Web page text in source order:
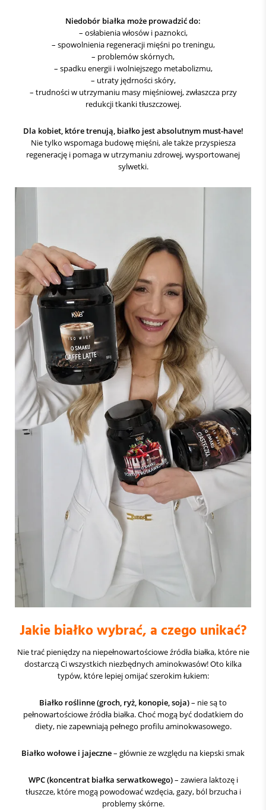
Niedobór białka może prowadzić do:
– osłabienia włosów i paznokci,
– spowolnienia regeneracji mięśni po treningu,
– problemów skórnych,
– spadku energii i wolniejszego metabolizmu,
– utraty jędrności skóry,
– trudności w utrzymaniu masy mięśniowej, zwłaszcza przy
redukcji tkanki tłuszczowej.
Dla kobiet, które trenują, białko jest absolutnym must-have!
Nie tylko wspomaga budowę mięśni, ale także przyspiesza
regenerację i pomaga w utrzymaniu zdrowej, wysportowanej
sylwetki.
Jakie białko wybrać, a czego unikać?
Nie trać pieniędzy na niepełnowartościowe źródła białka, które nie
dostarczą Ci wszystkich niezbędnych aminokwasów! Oto kilka
typów, które lepiej omijać szerokim łukiem:
Białko roślinne (groch, ryż, konopie, soja)– nie są to
pełnowartościowe źródła białka. Choć mogą być dodatkiem do
diety, nie zapewniają pełnego profilu aminokwasowego.
Białko wołowe i jajeczne– głównie ze względu na kiepski smak
WPC (koncentrat białka serwatkowego)– zawiera laktozę i
tłuszcze, które mogą powodować wzdęcia, gazy, ból brzucha i
problemy skórne.